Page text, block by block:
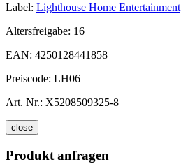
Label: Lighthouse Home Entertainment
Altersfreigabe: 16
EAN: 4250128441858
Preiscode: LH06
Art. Nr.: X5208509325-8
close
Produkt anfragen